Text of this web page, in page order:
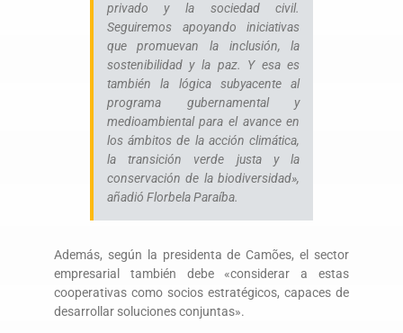
privado y la sociedad civil.
Seguiremos apoyando iniciativas
que promuevan la inclusión, la
sostenibilidad y la paz. Y esa es
también la lógica subyacente al
programa gubernamental y
medioambiental para el avance en
los ámbitos de la acción climática,
la transición verde justa y la
conservación de la biodiversidad»,
añadió Florbela Paraíba.
Además, según la presidenta de Camões, el sector
empresarial también debe «considerar a estas
cooperativas como socios estratégicos, capaces de
desarrollar soluciones conjuntas».